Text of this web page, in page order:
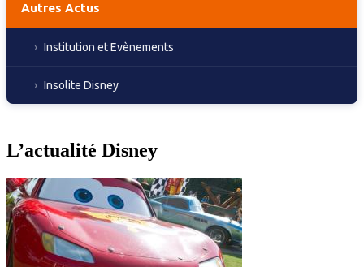
Autres Actus
Institution et Evènements
Insolite Disney
L’actualité Disney